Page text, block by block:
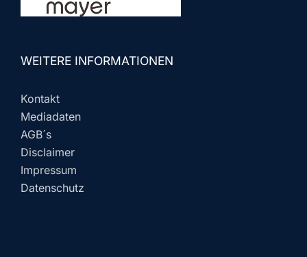
WEITERE INFORMATIONEN
Kontakt
Mediadaten
AGB´s
Disclaimer
Impressum
Datenschutz